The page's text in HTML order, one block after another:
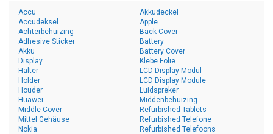
Accu
Accudeksel
Achterbehuizing
Adhesive Sticker
Akku
Akkudeckel
Apple
Back Cover
Battery
Battery Cover
Display
Halter
Holder
Houder
Huawei
Klebe Folie
LCD Display Modul
LCD Display Module
Luidspreker
Middenbehuizing
Middle Cover
Mittel Gehäuse
Nokia
Refurbished Tablets
Refurbished Telefone
Refurbished Telefoons